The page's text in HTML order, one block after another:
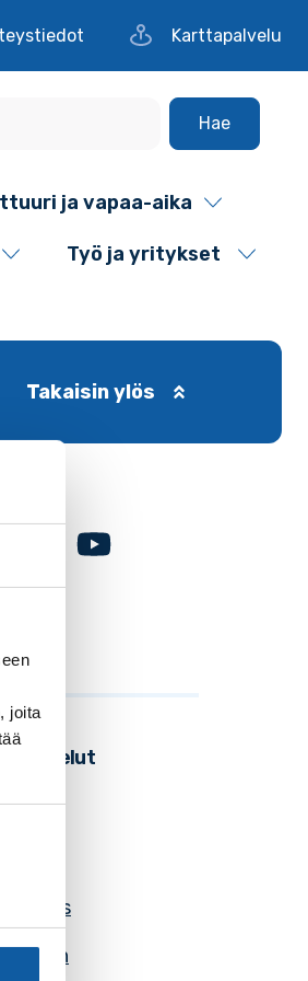
joita
Karttapalvelu
Hae
ja vapaa-aika
Työ ja yritykset
Takaisin ylös
FacebookInstagram
palvelut
hoods